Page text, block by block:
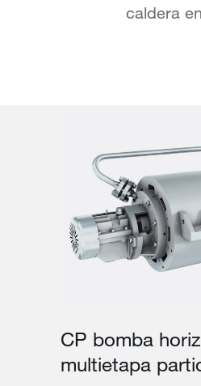
caldera
CP bomba
multietapa